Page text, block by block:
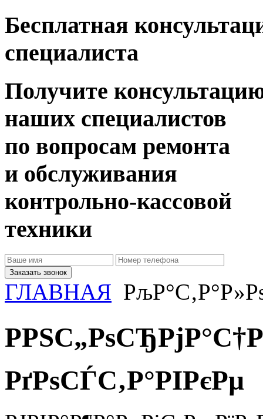
Бесплатная
специалиста
Получите
наших специалистов
по вопросам ремонта
и обслуживания
контрольно-кассовой
техники
Заказать звонок
ГЛАВНАЯ
РґРѕСЃС‚Р°РІРєРµ